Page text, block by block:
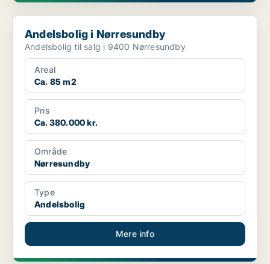
Andelsbolig i Nørresundby
Andelsbolig i Nørresundby
Andelsbolig til salg i 9400 Nørresundby
Areal
Ca. 85 m2
Pris
Ca. 380.000 kr.
Område
Nørresundby
Type
Andelsbolig
Mere info